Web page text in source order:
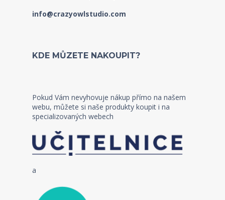
info@crazyowlstudio.com
KDE MŮZETE NAKOUPIT?
Pokud Vám nevyhovuje nákup přímo na našem
webu, můžete si naše produkty koupit i na
specializovaných webech
a